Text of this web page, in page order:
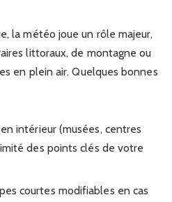
la météo joue un rôle majeur,
littoraux, de montagne ou
en plein air. Quelques bonnes
intérieur (musées, centres
des points clés de votre
courtes modifiables en cas